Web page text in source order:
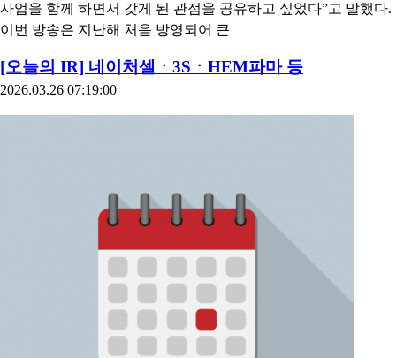
사업을 함께 하면서 갖게 된 관점을 공유하고 싶었다”고 말했다.
이번 방송은 지난해 처음 방영되어 큰
[오늘의 IR] 네이처셀ㆍ3SㆍHEM파마 등
2026.03.26 07:19:00